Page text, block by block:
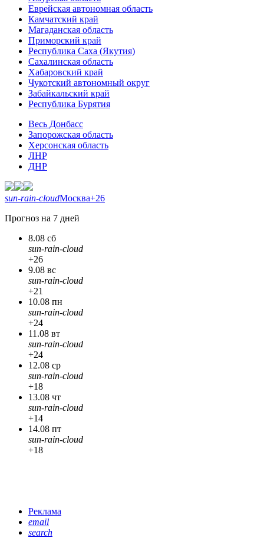
Еврейская автономная область
Камчатский край
Магаданская область
Приморский край
Республика Саха (Якутия)
Сахалинская область
Хабаровский край
Чукотский автономный округ
Забайкальский край
Республика Бурятия
Весь Донбасс
Запорожская область
Херсонская область
ЛНР
ДНР
sun-rain-cloudМосква+26
Прогноз на 7 дней
8.08 сб
sun-rain-cloud
+26
9.08 вс
sun-rain-cloud
+21
10.08 пн
sun-rain-cloud
+24
11.08 вт
sun-rain-cloud
+24
12.08 ср
sun-rain-cloud
+18
13.08 чт
sun-rain-cloud
+14
14.08 пт
sun-rain-cloud
+18
Реклама
email
search